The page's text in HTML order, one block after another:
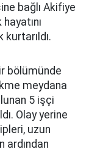
bağlı Akifiye
bölümünde
meydana
5 işçi
Olay yerine
uzun
ardından